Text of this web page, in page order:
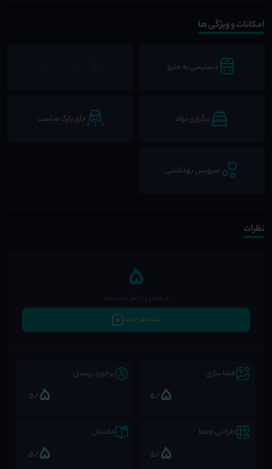
امکانات و ویژگی ها
دسترسی به مترو
برگزاری تولد جای پارک مناسب
سرویس بهداشتی
نظرات
5از مجموع 2 نظر ثبت شده
ثبت نظر جدید
فضا سازی
5
/5
برخورد پرسنل
5
/5
طراحی معما
5
/5
داستان
5
/5